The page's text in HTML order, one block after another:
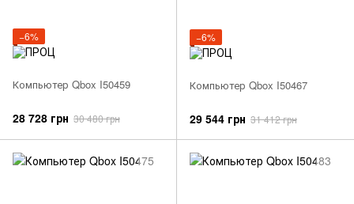
−6%
Компьютер Qbox I50459
28 728 грн 30 480 грн
−6%
Компьютер Qbox I50467
29 544 грн 31 412 грн